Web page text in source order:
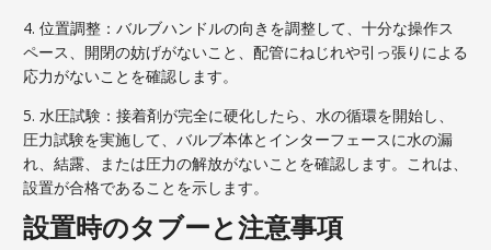
4. 位置調整：バルブハンドルの向きを調整して、十分な操作ス
ペース、開閉の妨げがないこと、配管にねじれや引っ張りによる
応力がないことを確認します。
5. 水圧試験：接着剤が完全に硬化したら、水の循環を開始し、
圧力試験を実施して、バルブ本体とインターフェースに水の漏
れ、結露、または圧力の解放がないことを確認します。これは、
設置が合格であることを示します。
設置時のタブーと注意事項